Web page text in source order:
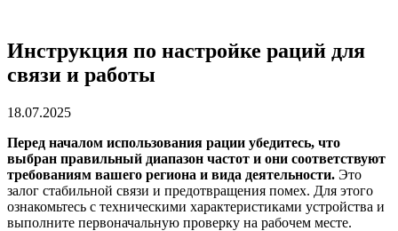
Инструкция по настройке раций для
связи и работы
18.07.2025
Перед началом использования рации убедитесь, что
выбран правильный диапазон частот и они соответствуют
требованиям вашего региона и вида деятельности. Это
залог стабильной связи и предотвращения помех. Для этого
ознакомьтесь с техническими характеристиками устройства и
выполните первоначальную проверку на рабочем месте.